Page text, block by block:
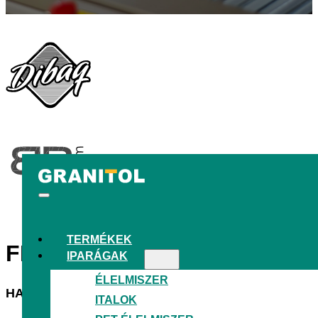
TERMÉKEK
IPARÁGAK
ÉLELMISZER
ITALOK
FENNTARTHATÓ ÉS
HATÉKONY GYÁRTÁS